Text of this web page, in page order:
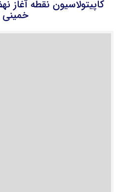
کاپیتولاسیون نقطه